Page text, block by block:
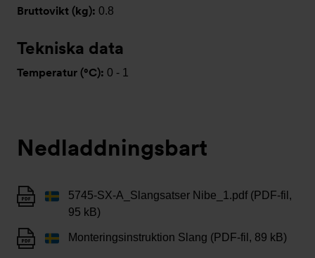
Bruttovikt (kg): 0.8
Tekniska data
Temperatur (°C): 0 - 1
Nedladdningsbart
5745-SX-A_Slangsatser Nibe_1.pdf (PDF-fil,
95 kB)
Monteringsinstruktion Slang (PDF-fil, 89 kB)